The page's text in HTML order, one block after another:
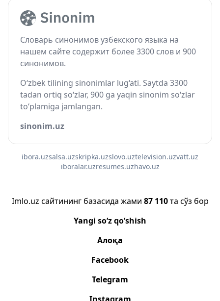
Словарь синонимов узбекского языка на
нашем сайте содержит более 3300 слов и 900
синонимов.
O‘zbek tilining sinonimlar lug‘ati. Saytda 3300
tadan ortiq so‘zlar, 900 ga yaqin sinonim so‘zlar
to‘plamiga jamlangan.
sinonim.uz
ibora.uzsalsa.uzskripka.uzslovo.uztelevision.uzvatt.uz
iboralar.uzresumes.uzhavo.uz
Imlo.uz сайтининг базасида жами 87 110та сўз бор
Yangi so‘z qo‘shish
Алоқа
Facebook
Telegram